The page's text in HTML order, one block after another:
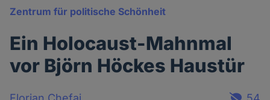
Zentrum für politische Schönheit
Ein Holocaust-Mahnmal
vor Björn Höckes Haustür